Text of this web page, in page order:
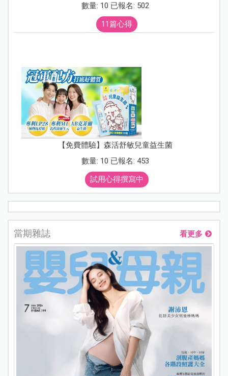
數量: 10 已報名: 502
11篇心得
【免費體驗】森活舒敏兒童益生菌
數量: 10 已報名: 453
試用心得撰寫中
當期雜誌 看更多